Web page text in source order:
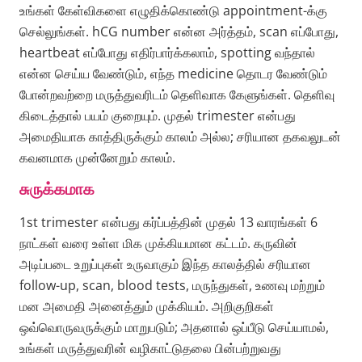
உங்கள் கேள்விகளை எழுதிக்கொண்டு appointment-க்கு
செல்லுங்கள். hCG number என்ன அர்த்தம், scan எப்போது,
heartbeat எப்போது எதிர்பார்க்கலாம், spotting வந்தால்
என்ன செய்ய வேண்டும், எந்த medicine தொடர வேண்டும்
போன்றவற்றை மருத்துவரிடம் தெளிவாக கேளுங்கள். தெளிவு
கிடைத்தால் பயம் குறையும். முதல் trimester என்பது
அமைதியாக காத்திருக்கும் காலம் அல்ல; சரியான தகவலுடன்
கவனமாக முன்னேறும் காலம்.
சுருக்கமாக
1st trimester என்பது கர்ப்பத்தின் முதல் 13 வாரங்கள் 6
நாட்கள் வரை உள்ள மிக முக்கியமான கட்டம். கருவின்
அடிப்படை உறுப்புகள் உருவாகும் இந்த காலத்தில் சரியான
follow-up, scan, blood tests, மருந்துகள், உணவு மற்றும்
மன அமைதி அனைத்தும் முக்கியம். அறிகுறிகள்
ஒவ்வொருவருக்கும் மாறுபடும்; அதனால் ஒப்பீடு செய்யாமல்,
உங்கள் மருத்துவரின் வழிகாட்டுதலை பின்பற்றுவது